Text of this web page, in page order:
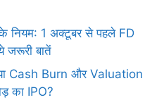
नियम: 1 अक्टूबर से पहले FD
जरूरी बातें
Cash Burn और Valuation
का IPO?